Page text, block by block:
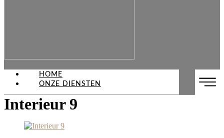
HOME
ONZE DIENSTEN
Interieur 9